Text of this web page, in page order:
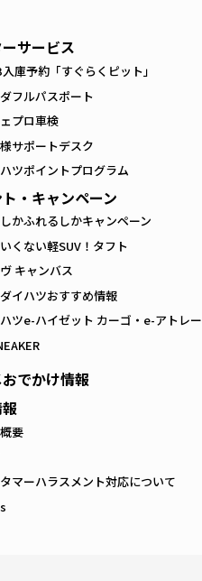
サービス
庫予約「すぐらくピット」
フルパスポート
プロ車検
サポートデスク
ツポイントプログラム
・キャンペーン
かふれるしかキャンペーン
くない軽SUV！タフト
キャンバス
イハツおすすめ情報
ツe-ハイゼット カーゴ・e-アトレー
でかけ情報
要
マーハラスメント対応について